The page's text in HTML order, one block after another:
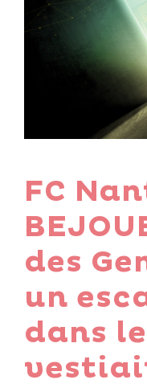
FC
des
un
dans